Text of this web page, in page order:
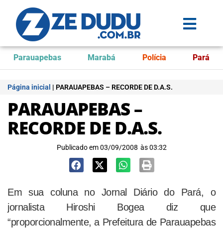
Parauapebas Marabá Polícia Pará
Página inicial | PARAUAPEBAS – RECORDE DE D.A.S.
PARAUAPEBAS –
RECORDE DE D.A.S.
Publicado em 03/09/2008 às 03:32
Em sua coluna no Jornal Diário do Pará, o
jornalista Hiroshi Bogeadiz que
“proporcionalmente, a Prefeitura de Parauapebas